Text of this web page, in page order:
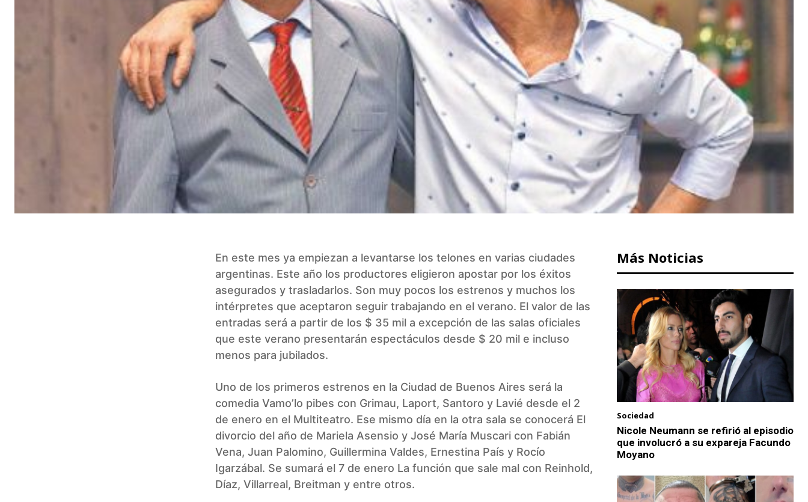
En este mes ya empiezan a levantarse los telones en varias ciudades
argentinas. Este año los productores eligieron apostar por los éxitos
asegurados y trasladarlos. Son muy pocos los estrenos y muchos los
intérpretes que aceptaron seguir trabajando en el verano. El valor de las
entradas será a partir de los $ 35 mil a excepción de las salas oficiales
que este verano presentarán espectáculos desde $ 20 mil e incluso
menos para jubilados.
Uno de los primeros estrenos en la Ciudad de Buenos Aires será la
comedia Vamo’lo pibes con Grimau, Laport, Santoro y Lavié desde el 2
de enero en el Multiteatro. Ese mismo día en la otra sala se conocerá El
divorcio del año de Mariela Asensio y José María Muscari con Fabián
Vena, Juan Palomino, Guillermina Valdes, Ernestina País y Rocío
Igarzábal. Se sumará el 7 de enero La función que sale mal con Reinhold,
Díaz, Villarreal, Breitman y entre otros.
Más Noticias
Sociedad
Nicole Neumann se refirió al episodio
que involucró a su expareja Facundo
Moyano